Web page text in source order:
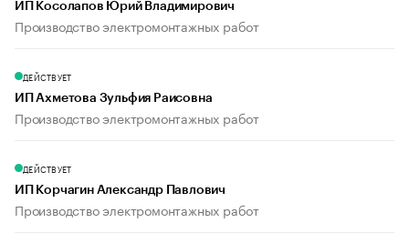
ИП Косолапов Юрий Владимирович
Производство электромонтажных работ
ДЕЙСТВУЕТ
ИП Ахметова Зульфия Раисовна
Производство электромонтажных работ
ДЕЙСТВУЕТ
ИП Корчагин Александр Павлович
Производство электромонтажных работ